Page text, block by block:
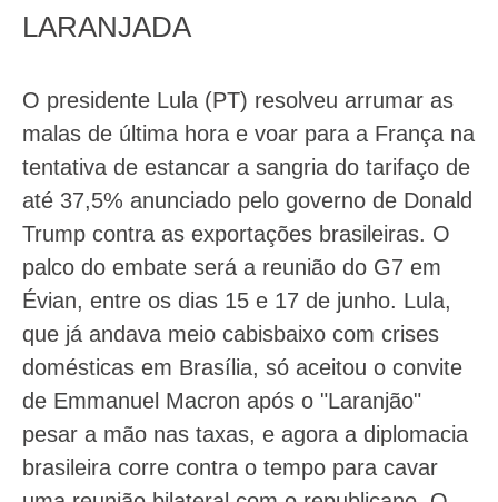
LARANJADA
O presidente Lula (PT) resolveu arrumar as
malas de última hora e voar para a França na
tentativa de estancar a sangria do tarifaço de
até 37,5% anunciado pelo governo de Donald
Trump contra as exportações brasileiras. O
palco do embate será a reunião do G7 em
Évian, entre os dias 15 e 17 de junho. Lula,
que já andava meio cabisbaixo com crises
domésticas em Brasília, só aceitou o convite
de Emmanuel Macron após o "Laranjão"
pesar a mão nas taxas, e agora a diplomacia
brasileira corre contra o tempo para cavar